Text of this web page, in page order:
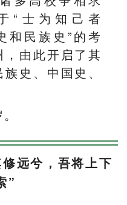
“士为知己者
和民族史”的考
由此开启了其
史、中国史、
远兮，吾将上下
”